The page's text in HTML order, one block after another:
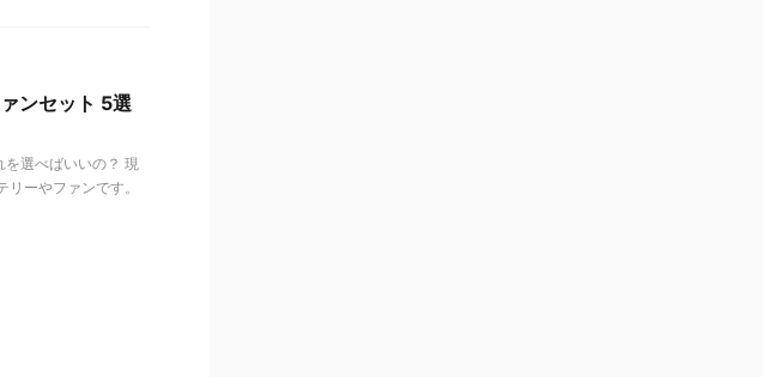
ンセット 5選
を選べばいいの？ 現
ーやファンです。